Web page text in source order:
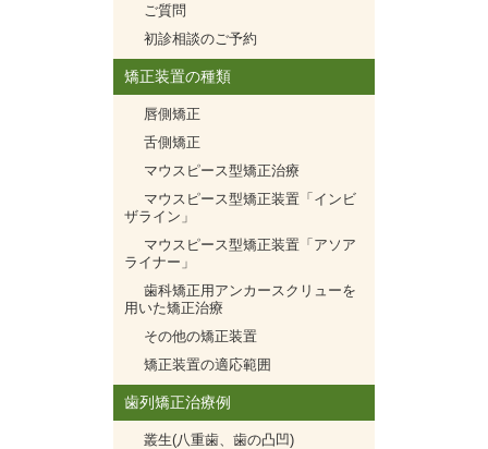
ご質問
初診相談のご予約
矯正装置の種類
唇側矯正
舌側矯正
マウスピース型矯正治療
マウスピース型矯正装置「インビ
ザライン」
マウスピース型矯正装置「アソア
ライナー」
歯科矯正用アンカースクリューを
用いた矯正治療
その他の矯正装置
矯正装置の適応範囲
歯列矯正治療例
叢生(八重歯、歯の凸凹)